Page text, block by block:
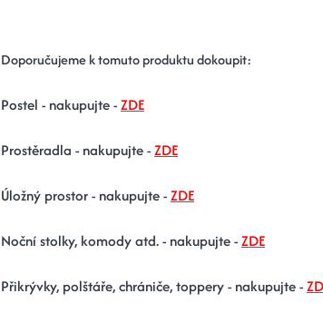
Doporučujeme k tomuto produktu dokoupit:
Postel - nakupujte -ZDE
Prostěradla - nakupujte -ZDE
Úložný prostor - nakupujte -ZDE
Noční stolky, komody atd. - nakupujte -ZDE
Přikrývky, polštáře, chrániče, toppery - nakupujte -